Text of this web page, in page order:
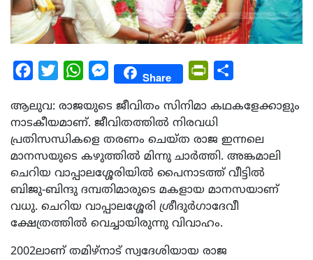
Facebook
Twitter WhatsAppMessengerShare PrintFriendly
ആലുവ: രാജയുടെ ജീവിതം സിനിമാ കഥകളേക്കാളും
നാടകീയമാണ്. ജീവിതത്തില്‍ നിരവധി
പ്രതിസന്ധികളെ തരണം ചെയ്ത രാജ ഇന്നലെ
മാനസയുടെ കഴുത്തില്‍ മിന്നു ചാര്‍ത്തി. അങ്കമാലി
ചെറിയ വാപ്പാലശ്ശേരിയില്‍ പൈനാടത്ത് വീട്ടില്‍
ബിജു-ബിന്ദു ദമ്പതിമാരുടെ മകളായ മാനസയാണ്
വധു. ചെറിയ വാപ്പാലശ്ശേരി ശ്രീദുര്‍ഗാദേവീ
ക്ഷേത്രത്തില്‍ വെച്ചായിരുന്നു വിവാഹം.
2002ലാണ് തമിഴ്‌നാട് സ്വദേശിയായ രാജ